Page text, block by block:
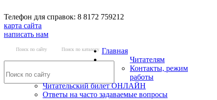
Телефон для справок: 8 8172 759212
карта сайта
написать нам
Поиск по сайту Поиск по каталогу Главная
Читателям
Контакты, режим
работы
Читательский билет ОНЛАЙН
Ответы на часто задаваемые вопросы